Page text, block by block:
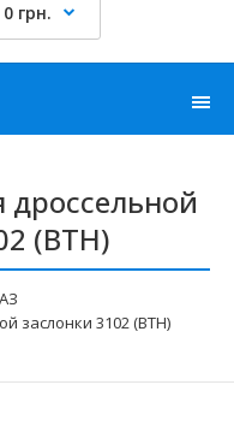
0 грн.
(ВТН)
заслонки 3102 (ВТН)